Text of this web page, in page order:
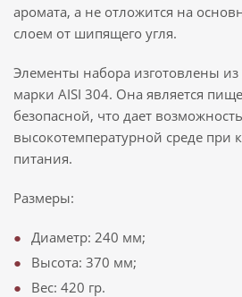
аромата, а не отложится на
слоем от шипящего угля.
Элементы набора изготовлены
марки AISI 304. Она является
безопасной, что дает
высокотемпературной среде при
питания.
Размеры:
Диаметр: 240 мм;
Высота: 370 мм;
Вес: 420 гр.